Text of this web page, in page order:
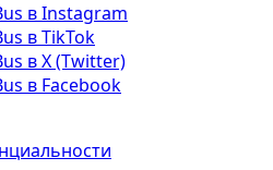
в Instagram
в TikTok
в X (Twitter)
в Facebook